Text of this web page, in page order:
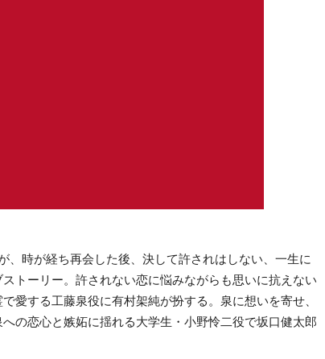
、時が経ち再会した後、決して許されはしない、一生に
トーリー。許されない恋に悩みながらも思いに抗えない
愛する工藤泉役に有村架純が扮する。泉に想いを寄せ、
の恋心と嫉妬に揺れる大学生・小野怜二役で坂口健太郎